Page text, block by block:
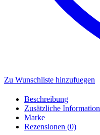
Zu Wunschliste hinzufuegen
Beschreibung
Zusätzliche Information
Marke
Rezensionen (0)